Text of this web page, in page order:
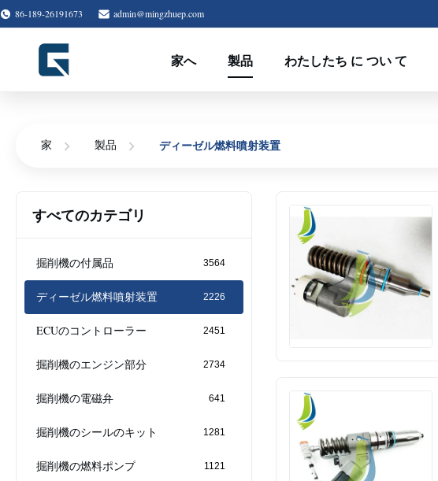
86-189-26191673 admin@mingzhuep.com
家へ 製品 わたしたち に つい て
家 製品 ディーゼル燃料噴射装置
すべてのカテゴリ
掘削機の付属品 3564
ディーゼル燃料噴射装置 2226
ECUのコントローラー 2451
掘削機のエンジン部分 2734
掘削機の電磁弁 641
掘削機のシールのキット 1281
掘削機の燃料ポンプ 1121